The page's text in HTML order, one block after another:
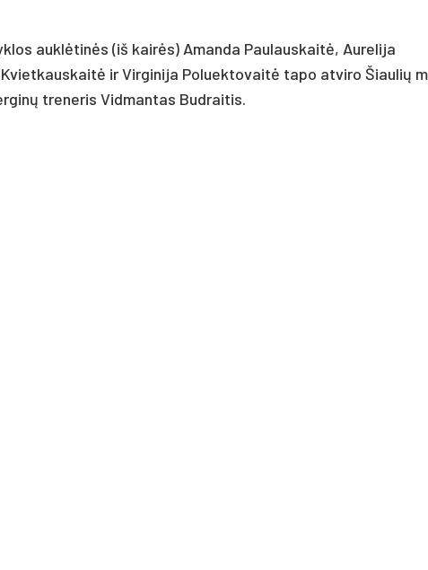
auklėtinės (iš kairės) Amanda Paulauskaitė, Aurelija
ir Virginija Poluektovaitė tapo atviro Šiaulių
treneris Vidmantas Budraitis.